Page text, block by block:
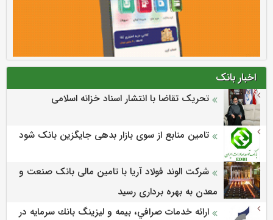
اخبار بانک
تحریک تقاضا با انتشار اسناد خزانه اسلامی
تامین منابع از سوی بازار بدهی جایگزین بانک شود
شرکت الوند فولاد آریا با تامین مالی بانک صنعت و
معدن به بهره برداری رسید
ارائه خدمات صرافي، بيمه و ليزينگ بانك سرمايه در